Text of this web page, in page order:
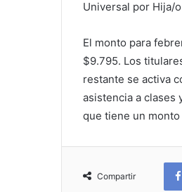
Universal por Hija/
El monto para
$9.795. Los
restante se activa
asistencia a clases
que tiene un
Compartir